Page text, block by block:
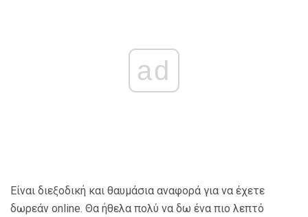
ad
Είναι διεξοδική και θαυμάσια αναφορά για να έχετε
δωρεάν online. Θα ήθελα πολύ να δω ένα πιο λεπτό